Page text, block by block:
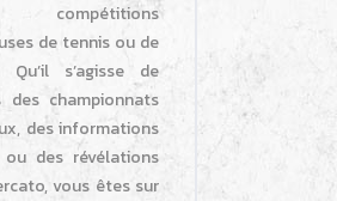
compétitions
de tennis ou de
Qu’il s’agisse de
des championnats
des informations
des révélations
vous êtes sur